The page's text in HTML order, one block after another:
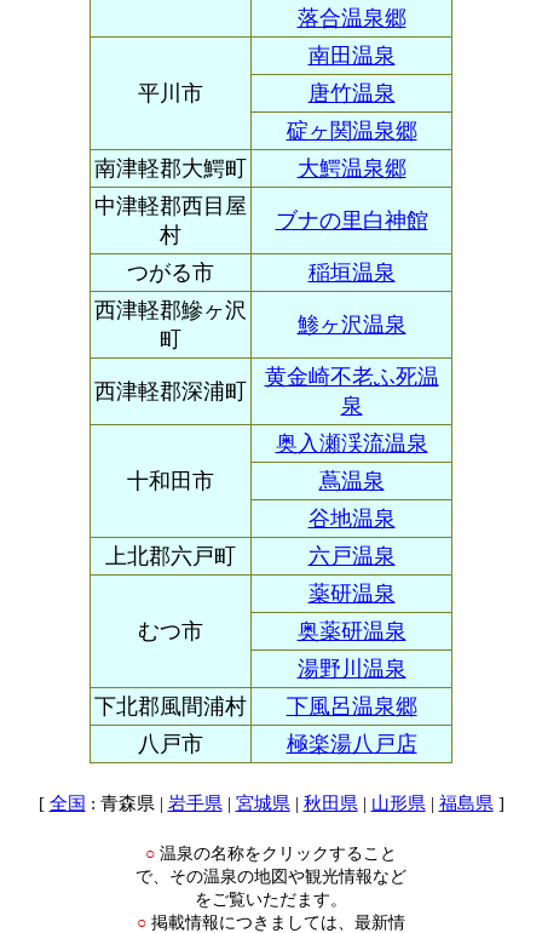
落合温泉郷
平川市
南田温泉
唐竹温泉
碇ヶ関温泉郷
南津軽郡大鰐町
大鰐温泉郷
中津軽郡西目屋
村
ブナの里白神館
つがる市
稲垣温泉
西津軽郡鰺ヶ沢
町
鯵ヶ沢温泉
西津軽郡深浦町
黄金崎不老ふ死温
泉
十和田市
奥入瀬渓流温泉
蔦温泉
谷地温泉
上北郡六戸町
六戸温泉
むつ市
薬研温泉
奥薬研温泉
湯野川温泉
下北郡風間浦村
下風呂温泉郷
八戸市
極楽湯八戸店
[ 全国 : 青森県 | 岩手県 | 宮城県 | 秋田県 | 山形県 | 福島県 ]
○ 温泉の名称をクリックすること
で、その温泉の地図や観光情報など
をご覧いただます。
○ 掲載情報につきましては、最新情